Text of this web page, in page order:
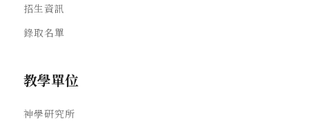
招生資訊
錄取名單
教學單位
神學研究所